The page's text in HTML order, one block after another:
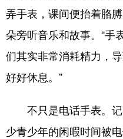
新疆 内蒙古
多语种频道
English
Русский язык
Deutsch Português
弄手表，课间便抬着胳
朵旁听音乐和故事。“手
们其实非常消耗精力，
好好休息。”
不只是电话手表。记
少青少年的闲暇时间被